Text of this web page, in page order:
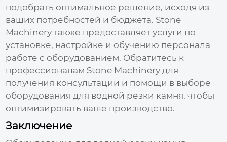
подобрать оптимальное решение, исходя из
ваших потребностей и бюджета. Stone
Machinery также предоставляет услуги по
установке, настройке и обучению персонала
работе с оборудованием. Обратитесь к
профессионалам Stone Machinery для
получения консультации и помощи в выборе
оборудования для водной резки камня, чтобы
оптимизировать ваше производство.
Заключение